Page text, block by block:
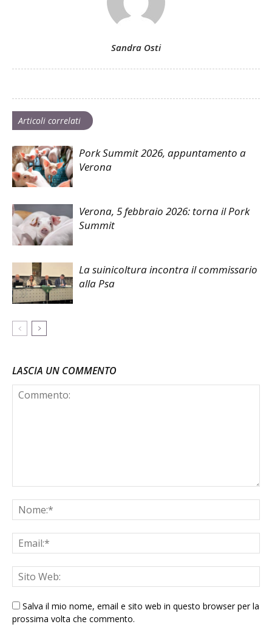
Sandra Osti
Articoli correlati
Pork Summit 2026, appuntamento a
Verona
Verona, 5 febbraio 2026: torna il Pork
Summit
La suinicoltura incontra il commissario
alla Psa
LASCIA UN COMMENTO
Salva il mio nome, email e sito web in questo browser per la
prossima volta che commento.